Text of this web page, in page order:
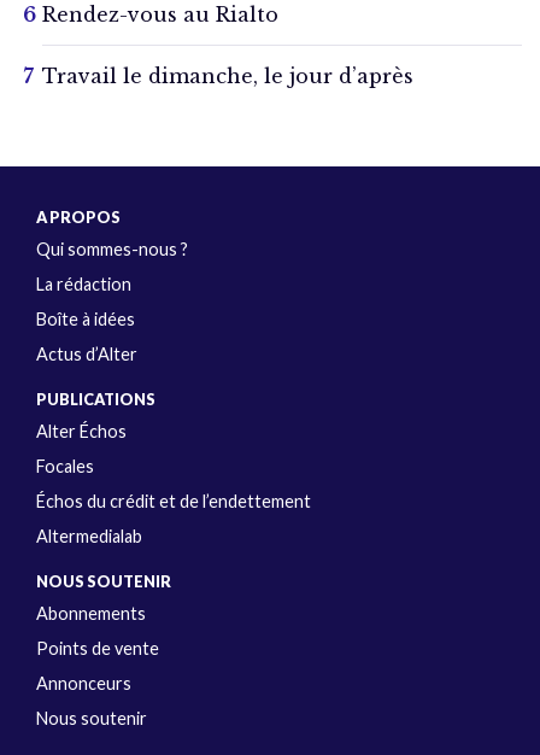
Rendez-vous au Rialto
Travail le dimanche, le jour d’après
A PROPOS
Qui sommes-nous ?
La rédaction
Boîte à idées
Actus d’Alter
PUBLICATIONS
Alter Échos
Focales
Échos du crédit et de l’endettement
Altermedialab
NOUS SOUTENIR
Abonnements
Points de vente
Annonceurs
Nous soutenir